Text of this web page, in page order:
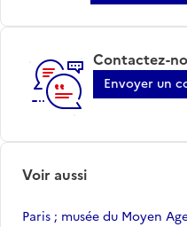
Contactez-
Envoyer un
Voir aussi
Paris ; musée du Moyen